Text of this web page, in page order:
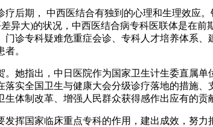
期， 中西医结合有独到的心理和生理效应
异大)的状况，中西医结合病专科医联体是在
诊专科疑难危重症会诊、专科人才培养体系
。
指出，中日医院作为国家卫生计生委直属单
实全国卫生与健康大会分级诊疗落地的措施
体制改革、增强人民群众获得感作出应有的贡
国家临床重点专科的作用，建出成效，努力